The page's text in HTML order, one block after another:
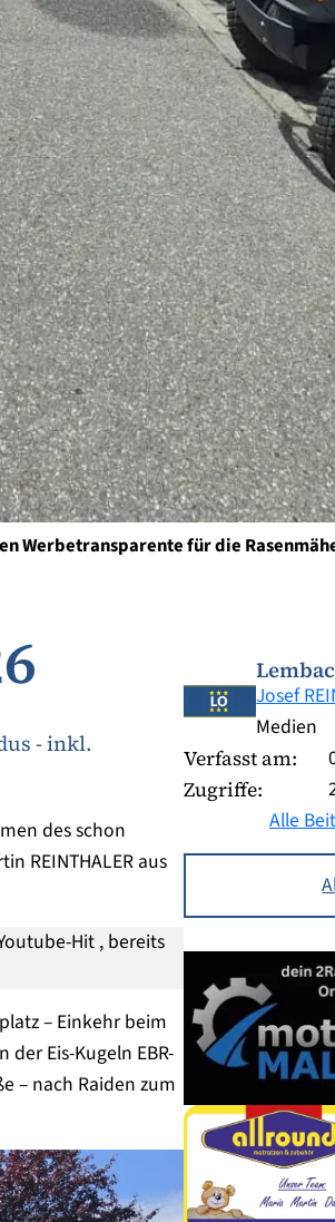
Werbetransparente für die
- inkl.
des schon
REINTHALER aus
Hit , bereits
– Einkehr beim
Eis-Kugeln EBR-
– nach Raiden zum
Josef
Medien
Verfasst am:
Zugriffe:
Alle